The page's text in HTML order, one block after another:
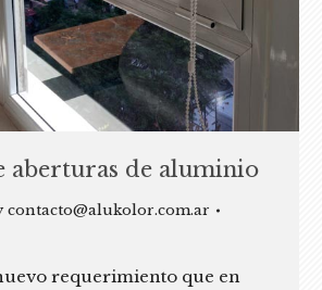
aberturas de aluminio
contacto@alukolor.com.ar
requerimiento que en